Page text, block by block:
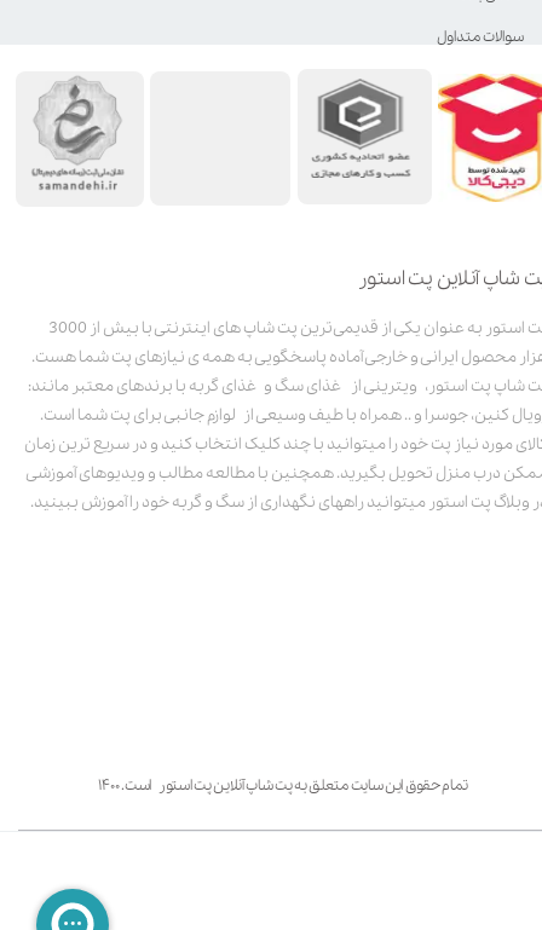
شاپ آنلاین پت استور
پت استور به عنوان یکی از قدیمی‌ترین پت شاپ های اینترنتی با بیش از 3000
محصول ایرانی و خارجی آماده پاسخگویی به همه ی نیازهای پت شما هست.
شاپ پت استور، ویترینی از غذای سگ و غذای گربه با برندهای معتبر مانند:
کنین، جوسرا و .. همراه با طیف وسیعی از لوازم جانبی برای پت شما است.
مورد نیاز پت خود را میتوانید با چند کلیک انتخاب کنید و در سریع ترین زمان
درب منزل تحویل بگیرید. همچنین با مطالعه مطالب و ویدیوهای آموزشی
وبلاگ پت استور میتوانید راههای نگهداری از سگ و گربه خود را آموزش ببینید.
تمام حقوق این سایت متعلق به پت شاپ آنلاین پت استور است. ۱۴۰۰
سوالات متداول